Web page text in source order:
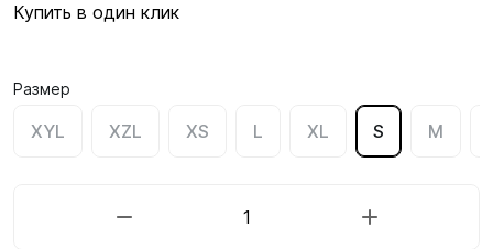
Купить в один клик
Размер
XYL XZL XS L XL S M